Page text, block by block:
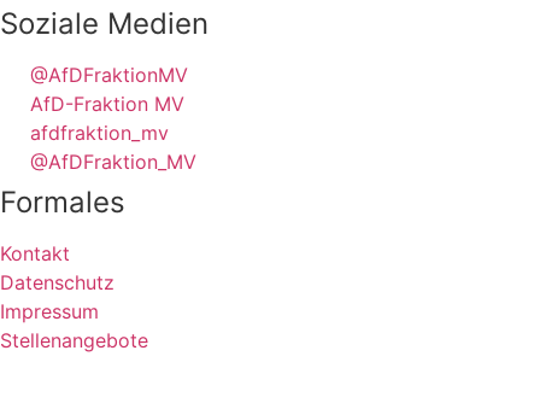
Soziale Medien
@AfDFraktionMV
AfD-Fraktion MV
afdfraktion_mv
@AfDFraktion_MV
Formales
Kontakt
Datenschutz
Impressum
Stellenangebote